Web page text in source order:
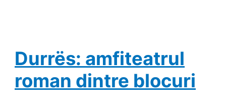
Durrës: amfiteatrul
roman dintre blocuri